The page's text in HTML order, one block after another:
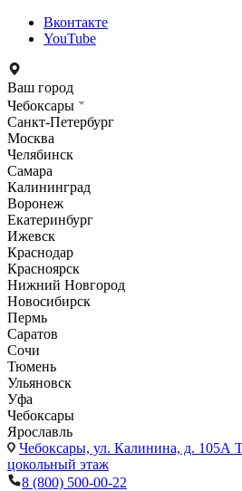
Вконтакте
YouTube
Ваш город
Чебоксары
Санкт-Петербург
Москва
Челябинск
Самара
Калининград
Воронеж
Екатеринбург
Ижевск
Краснодар
Красноярск
Нижний Новгород
Новосибирск
Пермь
Саратов
Сочи
Тюмень
Ульяновск
Уфа
Чебоксары
Ярославль
Чебоксары, ул. Калинина, д.
цокольный этаж
8 (800) 500-00-22